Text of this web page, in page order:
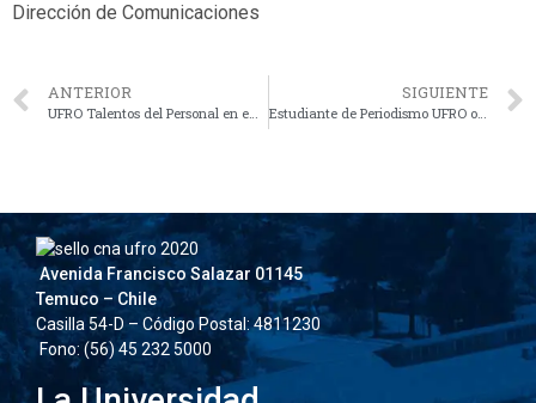
Dirección de Comunicaciones
ANTERIOR
UFRO Talentos del Personal en emotiva gala presenta a sus ganadores
SIGUIENTE
Estudiante de Periodismo UFRO obtiene oro en natación en Juegos Deportivos Nacionales y Paranacionales
Avenida Francisco Salazar 01145
Temuco – Chile
Casilla 54-D – Código Postal: 4811230
Fono: (56) 45 232 5000